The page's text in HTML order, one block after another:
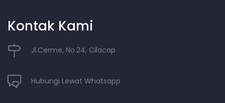
Kontak Kami
Jl.Cerme, No.24, Cilacap
Hubungi Lewat Whatsapp